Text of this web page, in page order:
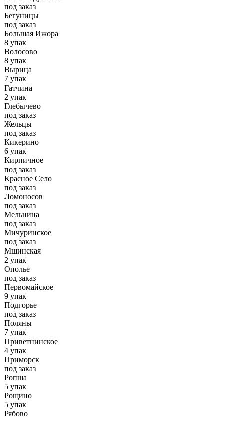
под заказ
Бегуницы
под заказ
Большая Ижора
8 упак
Волосово
8 упак
Вырица
7 упак
Гатчина
2 упак
Глебычево
под заказ
Жельцы
под заказ
Кикерино
6 упак
Кирпичное
под заказ
Красное Село
под заказ
Ломоносов
под заказ
Мельница
под заказ
Мичуринское
под заказ
Мшинская
2 упак
Ополье
под заказ
Первомайское
9 упак
Подгорье
под заказ
Поляны
7 упак
Приветнинское
4 упак
Приморск
под заказ
Ропша
5 упак
Рощино
5 упак
Рябово